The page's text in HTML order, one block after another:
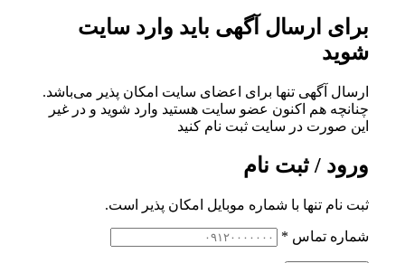
برای ارسال آگهی باید وارد سایت
شوید
ارسال آگهی تنها برای اعضای سایت امکان پذیر می‌باشد.
چنانچه هم‌ اکنون عضو سایت هستید وارد شوید و در غیر
این صورت در سایت ثبت نام کنید
ورود / ثبت نام
ثبت نام تنها با شماره موبایل امکان پذیر است.
شماره تماس *